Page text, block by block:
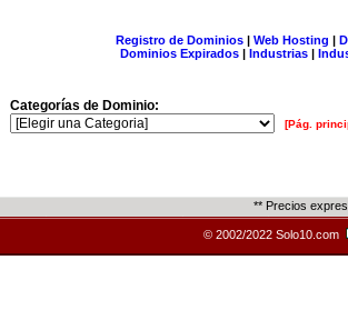
Registro de Dominios| Web Hosting |
Dominios Expirados | Industrias |
Categorías de Dominio:
[Pág.
** Precios
© 2002/2022 Solo10.com